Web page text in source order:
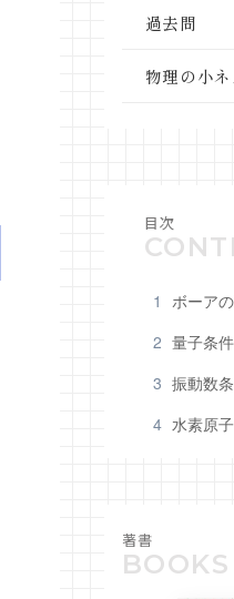
電磁気学
微分・積分
高校数学
過去問
共テ「物
物理の小ネ
目次
1 ボーア
2 量子条
3 振動数
4 水素原
著書